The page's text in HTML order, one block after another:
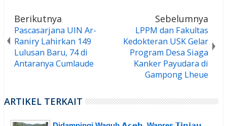
Berikutnya
Pascasarjana UIN Ar-
Raniry Lahirkan 149
Lulusan Baru, 74 di
Antaranya Cumlaude
Sebelumnya
LPPM dan Fakultas
Kedokteran USK Gelar
Program Desa Siaga
Kanker Payudara di
Gampong Lheue
ARTIKEL TERKAIT